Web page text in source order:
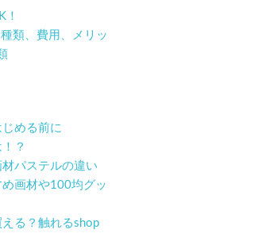
！
類、費用、メリッ
める前に
？
パステルの違い
画材や100均グッ
る？触れるshop